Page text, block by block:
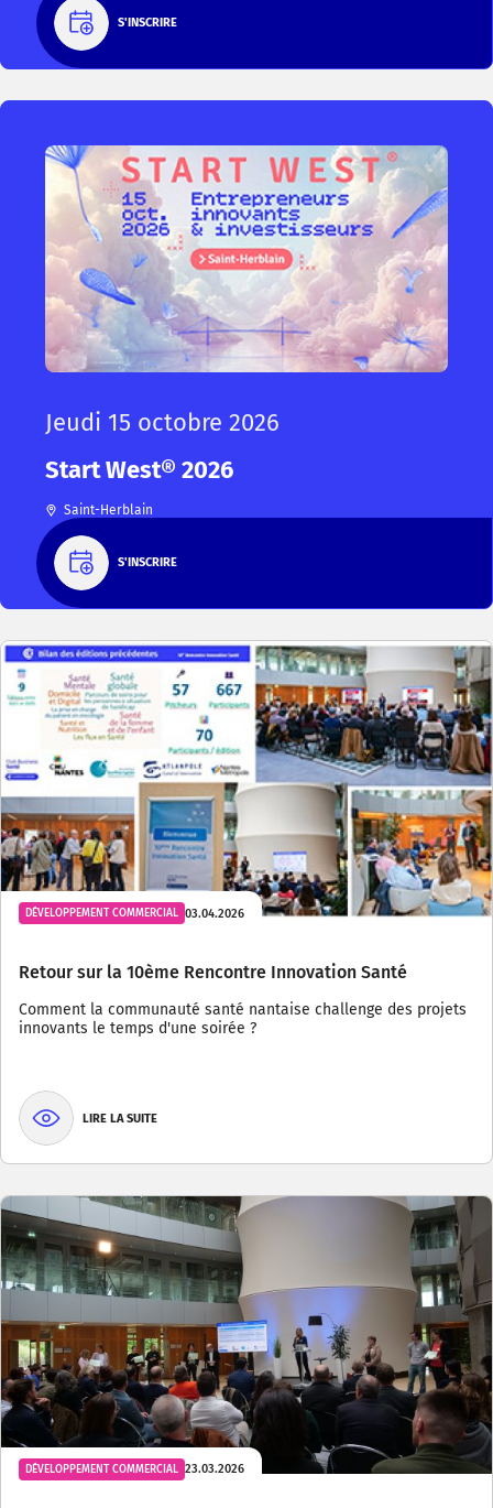
S'INSCRIRE
Jeudi 15 octobre 2026
Start West® 2026
Saint-Herblain
S'INSCRIRE
DÉVELOPPEMENT COMMERCIAL 03.04.2026
Retour sur la 10ème Rencontre Innovation Santé
Comment la communauté santé nantaise challenge des projets
innovants le temps d'une soirée ?
LIRE LA SUITE
DÉVELOPPEMENT COMMERCIAL 23.03.2026